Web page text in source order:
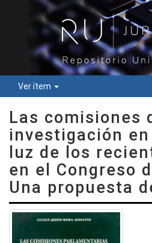
Ver ítem
Las comisiones
investigación
luz de los
en el Congreso
Una propuesta